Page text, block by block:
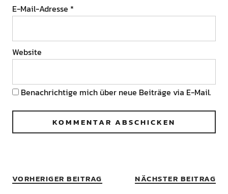
E-Mail-Adresse *
Website
Benachrichtige mich über neue Beiträge via E-Mail.
VORHERIGER BEITRAG NÄCHSTER BEITRAG